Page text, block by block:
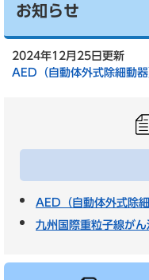
お知らせ
2024年12月25日更新
AED（自動体外式除細動
AED（自動体外式除
九州国際重粒子線が